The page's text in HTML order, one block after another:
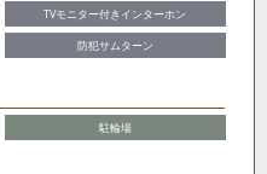
TVモニター付きインターホン
防犯サムターン
駐輪場